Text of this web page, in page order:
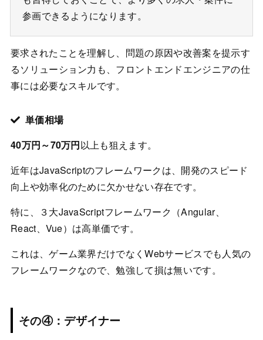
参画できるようになります。
要求されたことを理解し、問題の原因や改善案を提示す
るソリューション力も、フロントエンドエンジニアの仕
事には必要なスキルです。
単価相場
40万円～70万円以上も狙えます。
近年はJavaScriptのフレームワークは、開発のスピード
向上や効率化のために欠かせない存在です。
特に、３大JavaScriptフレームワーク（Angular、
React、Vue）は高単価です。
これは、ゲーム業界だけでなくWebサービスでも人気の
フレームワークなので、勉強して損は無いです。
その④：デザイナー